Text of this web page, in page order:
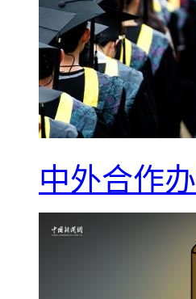
中外合作